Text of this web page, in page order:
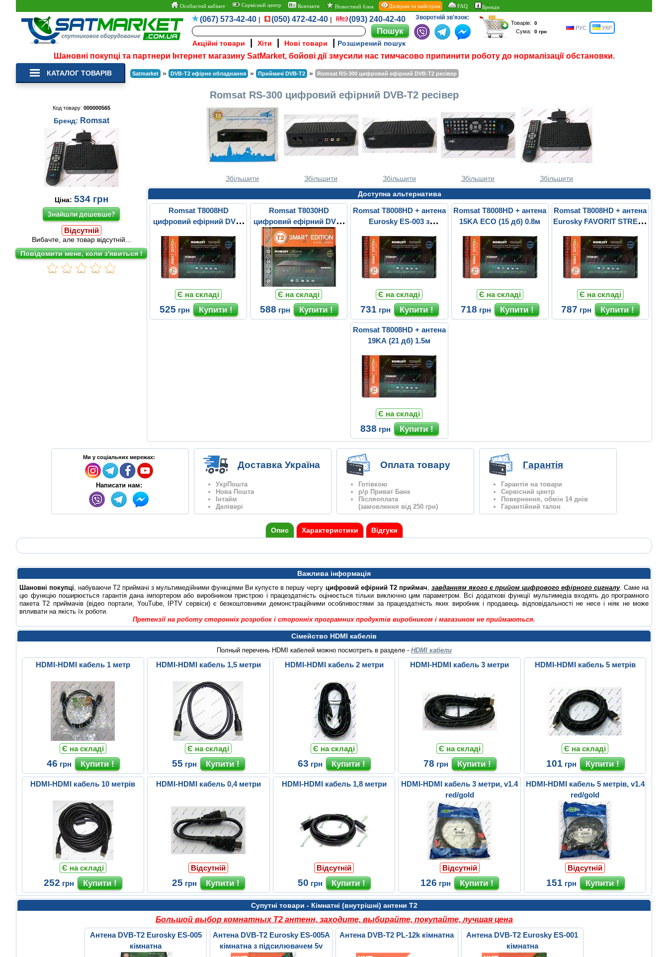
Особистий кабінет Сервісний центр Контакти Новостний блок Дилерам та майстрам FAQ Бренди
(067) 573-42-40 | (050) 472-42-40 | (093) 240-42-40
Акційні товари Хіти Нові товари Розширений пошук
Зворотній зв'язок:
Товарів:
Сума:
РУС УКР
Шановні покупці та партнери Інтернет магазину SatMarket, бойові дії змусили нас тимчасово припинити роботу до нормалізації обстановки.
КАТАЛОГ ТОВАРІВ Satmarket » DVB-T2 ефірне обладнання » Приймачі DVB-T2 » Romsat RS-300 цифровий ефірний DVB-T2 ресівер
Romsat RS-300 цифровий ефірний DVB-T2 ресівер
Код товару: 000000565
Бренд: Romsat
Ціна: 534 грн
Знайшли дешевше?
Відсутній
Вибачте, але товар відсутній...
Збільшити Збільшити Збільшити Збільшити
Збільшити
Доступна альтернатива
Romsat T8008HD
цифровий ефірний DVB-
Є на складі
525 грн
Romsat T8030HD
цифровий ефірний DVB-
T2 ресівер
Є на складі
588 грн
Romsat T8008HD + антена
Eurosky ES-003 з
Є на складі
731 грн
Romsat T8008HD + антена
15KA ECO (15 дб) 0.8м
Є на складі
718 грн
Romsat T8008HD + антена
Eurosky FAVORIT STREET
Є на складі
787 грн
Romsat T8008HD + антена
19KA (21 дб) 1.5м
Є на складі
838 грн
Ми у соціальних мережах:
Написати нам:
Доставка Україна
УкрПошта
Нова Пошта
Інтайм
Делівері
Оплата товару
Готівкою
р/р Приват Банк
Післяоплата
(замовлення від 250 грн)
Гарантія
Гарантія на товари
Сервісний центр
Повернення, обмін 14 днів
Гарантійний талон
Опис Характеристики Відгуки
Важлива інформація
Шановні покупці, набуваючи Т2 приймачі з мультимедійними функціями Ви купуєте в першу чергу цифровий ефірний Т2 приймач, завданням якого є прийом цифрового ефірного сигналу. Саме на
цю функцію поширюється гарантія дана імпортером або виробником пристрою і працездатність оцінюється тільки виключно цим параметром. Всі додаткові функції мультимедіа входять до програмного
пакета Т2 приймачів (відео портали, YouTube, IPTV сервіси) є безкоштовними демонстраційними особливостями за працездатність яких виробник і продавець відповідальності не несе і ніяк не може
впливати на якість їх роботи.
Претензії на роботу сторонніх розробок і сторонніх програмних продуктів виробником і магазином не приймаються.
Сімейство HDMI кабелів
Полный перечень HDMI кабелей можно посмотреть в разделе - HDMI кабели
HDMI-HDMI кабель 1 метр
Є на складі
46 грн
HDMI-HDMI кабель 1,5 метри
Є на складі
55 грн
HDMI-HDMI кабель 2 метри
Є на складі
63 грн
HDMI-HDMI кабель 3 метри
Є на складі
78 грн
HDMI-HDMI кабель 5 метрів
Є на складі
101 грн
HDMI-HDMI кабель 10 метрів
Є на складі
252 грн
HDMI-HDMI кабель 0,4 метри
Відсутній
25 грн
HDMI-HDMI кабель 1,8 метри
Відсутній
50 грн
HDMI-HDMI кабель 3 метри, v1.4
red/gold
Відсутній
126 грн
HDMI-HDMI кабель 5 метрів, v1.4
red/gold
Відсутній
151 грн
Супутні товари - Кімнатні (внутрішні) антени Т2
Большой выбор комнатных Т2 антенн, заходите, выбирайте, покупайте, лучшая цена
Антена DVB-T2 Eurosky ES-005
кімнатна
Антена DVB-T2 Eurosky ES-005A
кімнатна з підсилювачем 5v
Антена DVB-T2 PL-12k кімнатна
Антена DVB-T2 Eurosky ES-001
кімнатна